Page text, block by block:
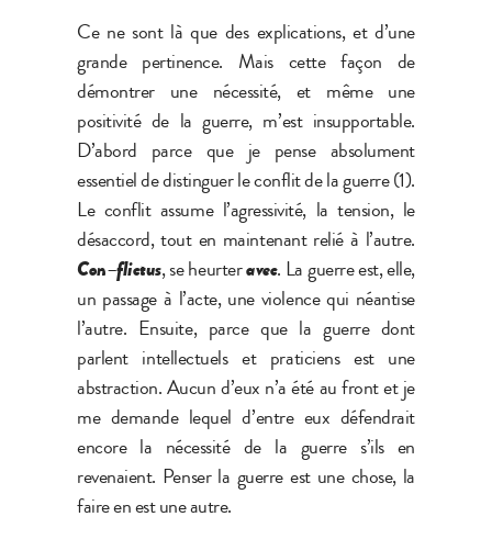
Ce ne sont là que des explications, et d’une
grande pertinence. Mais cette façon de
démontrer une nécessité, et même une
positivité de la guerre, m’est insupportable.
D’abord parce que je pense absolument
essentiel de distinguer le conflit de la guerre (1).
Le conflit assume l’agressivité, la tension, le
désaccord, tout en maintenant relié à l’autre.
Con–flictus, se heurteravec. La guerre est, elle,
un passage à l’acte, une violence qui néantise
l’autre. Ensuite, parce que la guerre dont
parlent intellectuels et praticiens est une
abstraction. Aucun d’eux n’a été au front et je
me demande lequel d’entre eux défendrait
encore la nécessité de la guerre s’ils en
revenaient. Penser la guerre est une chose, la
faire en est une autre.